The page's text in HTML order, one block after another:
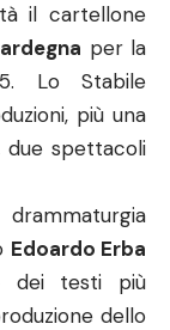
il cartellone
per la
Lo Stabile
più una
due spettacoli
Edoardo Erba
dei testi più
dello